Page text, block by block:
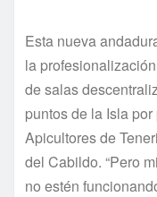
Esta nueva
la
de salas
puntos de la Isla
Apicultores de
del Cabildo. “Pero
no estén